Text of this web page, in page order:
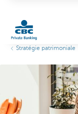
Stratégie patrimoniale